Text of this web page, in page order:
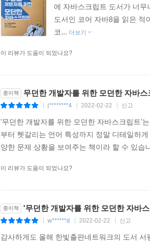
에 자바스크립트 도서가 너
도서인 코어 자바8을 읽은 적
코... 더보기
이 리뷰가 도움이 되었나요?
종이책 무던한 개발자를 위한 모던한 자바스
j********4 2022-02-22 신고
'무던한 개발자를 위한 모던한 자바스크립트'
부터 헷갈리는 언어 특성까지 정말 디테일하
양한 문제 상황을 보여주는 책이라 할 수 있
이 리뷰가 도움이 되었나요?
종이책 '무던한 개발자를 위한 모던한 자바
w******d 2022-02-22 신고
감사하게도 올해 한빛출판네트워크의 도서